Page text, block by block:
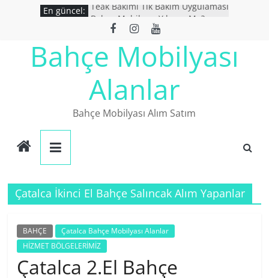
En güncel:
Teak Bakımı Tik Bakım Uygulaması
Bahçe Mobilyası Yıkanır Mı ?
İkinci El Bahçe Mobilyaları
İkinci El Eşya Alanlar
Ucuz Bahçe mobilyaları
Bahçe Mobilyası
Alanlar
Bahçe Mobilyası Alım Satım
Çatalca İkinci El Bahçe Salıncak Alım Yapanlar
BAHÇE
Çatalca Bahçe Mobilyası Alanlar
HİZMET BÖLGELERİMİZ
Çatalca 2.El Bahçe